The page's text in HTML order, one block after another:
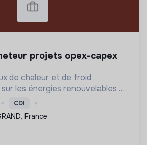
de chaleur et de froid
les énergies renouvelables et
décarboner l'énergie,
et réduire les coûts,
CDI
France